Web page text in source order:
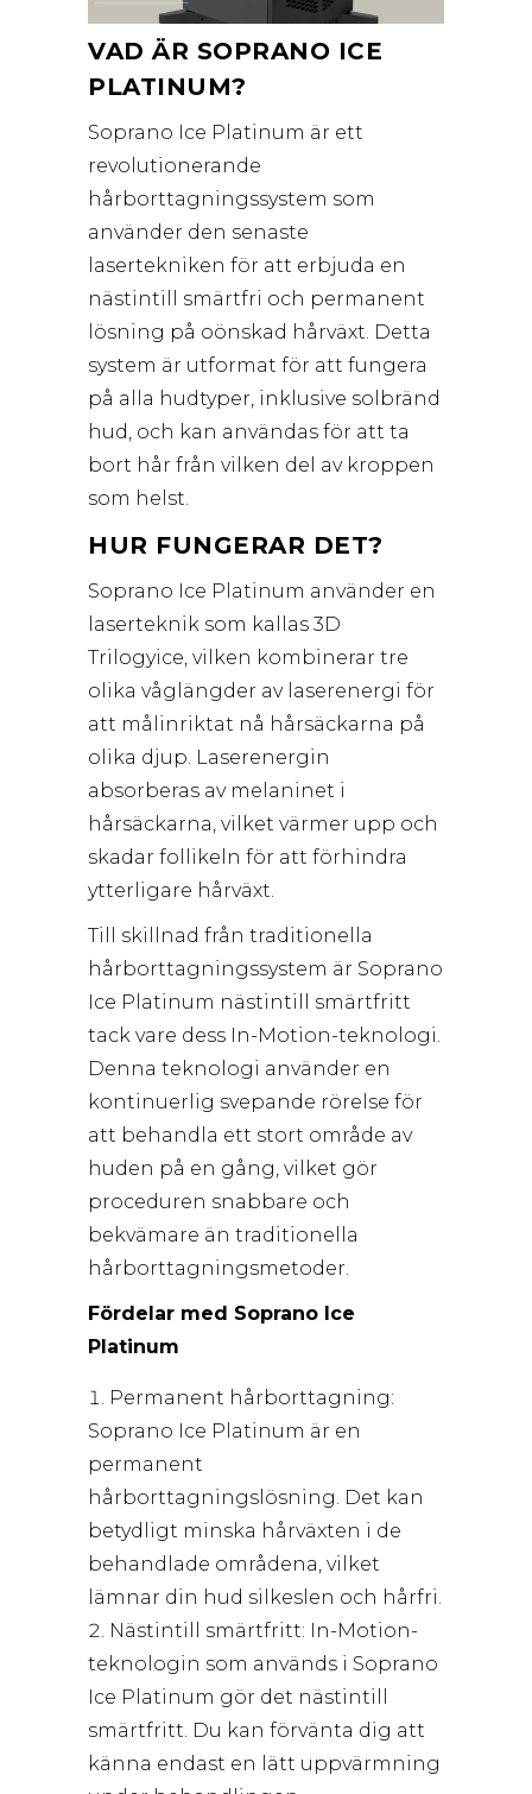
VAD ÄR SOPRANO ICE
PLATINUM?
Soprano Ice Platinum är ett
revolutionerande
hårborttagningssystem som
använder den senaste
lasertekniken för att erbjuda en
nästintill smärtfri och permanent
lösning på oönskad hårväxt. Detta
system är utformat för att fungera
på alla hudtyper, inklusive solbränd
hud, och kan användas för att ta
bort hår från vilken del av kroppen
som helst.
HUR FUNGERAR DET?
Soprano Ice Platinum använder en
laserteknik som kallas 3D
Trilogyice, vilken kombinerar tre
olika våglängder av laserenergi för
att målinriktat nå hårsäckarna på
olika djup. Laserenergin
absorberas av melaninet i
hårsäckarna, vilket värmer upp och
skadar follikeln för att förhindra
ytterligare hårväxt.
Till skillnad från traditionella
hårborttagningssystem är Soprano
Ice Platinum nästintill smärtfritt
tack vare dess In-Motion-teknologi.
Denna teknologi använder en
kontinuerlig svepande rörelse för
att behandla ett stort område av
huden på en gång, vilket gör
proceduren snabbare och
bekvämare än traditionella
hårborttagningsmetoder.
Fördelar med Soprano Ice
Platinum
Permanent hårborttagning:
Soprano Ice Platinum är en
permanent
hårborttagningslösning. Det kan
betydligt minska hårväxten i de
behandlade områdena, vilket
lämnar din hud silkeslen och hårfri.
Nästintill smärtfritt: In-Motion-
teknologin som används i Soprano
Ice Platinum gör det nästintill
smärtfritt. Du kan förvänta dig att
känna endast en lätt uppvärmning